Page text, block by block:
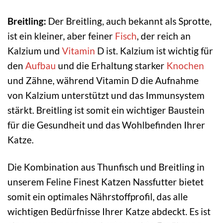
Breitling: Der Breitling, auch bekannt als Sprotte,
ist ein kleiner, aber feiner Fisch, der reich an
Kalzium und Vitamin D ist. Kalzium ist wichtig für
den Aufbau und die Erhaltung starker Knochen
und Zähne, während Vitamin D die Aufnahme
von Kalzium unterstützt und das Immunsystem
stärkt. Breitling ist somit ein wichtiger Baustein
für die Gesundheit und das Wohlbefinden Ihrer
Katze.
Die Kombination aus Thunfisch und Breitling in
unserem Feline Finest Katzen Nassfutter bietet
somit ein optimales Nährstoffprofil, das alle
wichtigen Bedürfnisse Ihrer Katze abdeckt. Es ist